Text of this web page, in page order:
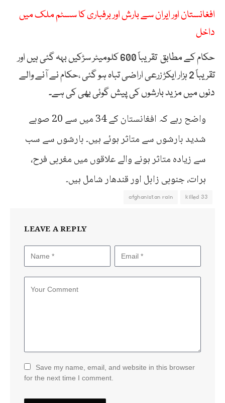
افغانستان اور ایران سے بارش اور برفباری کا سسٹم ملک میں
داخل
حکام کے مطابق تقریباً 600 کلومیٹر سڑکیں بہہ گئی ہیں اور
تقریباً 2 ہزار ایکڑ زرعی اراضی تباہ ہو گئی ،حکام نے آنے والے
دنوں میں مزید بارشوں کی پیش گوئی بھی کی ہے۔
واضح رہے کہ افغانستان کے 34 میں سے 20 صوبے
شدید بارشوں سے متاثر ہوئے ہیں۔ بارشوں سے سب
سے زیادہ متاثر ہونے والے علاقوں میں مغربی فرح،
ہرات، جنوبی زابل اور قندھار شامل ہیں۔
33 killed
afghanistan rain
LEAVE A REPLY
Save my name, email, and website in this browser
for the next time I comment.